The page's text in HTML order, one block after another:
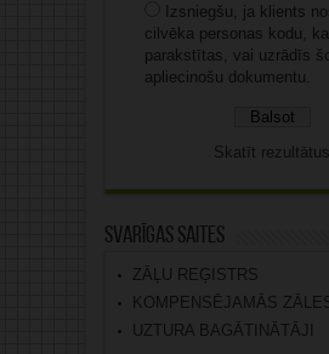
Izsniegšu, ja klients
cilvēka personas kodu,
parakstītas, vai uzrādīs
apliecinošu dokumentu.
Skatīt rezultātus
Svarīgas saites
ZĀĻU REĢISTRS
KOMPENSĒJAMĀS
UZTURA BAGĀTINĀTĀJI